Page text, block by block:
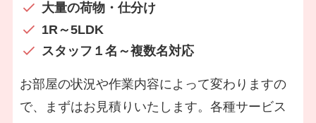
大量の荷物・仕分け
1R～5LDK
スタッフ１名～複数名対応
お部屋の状況や作業内容によって変わりますの
で、まずはお見積りいたします。各種サービス